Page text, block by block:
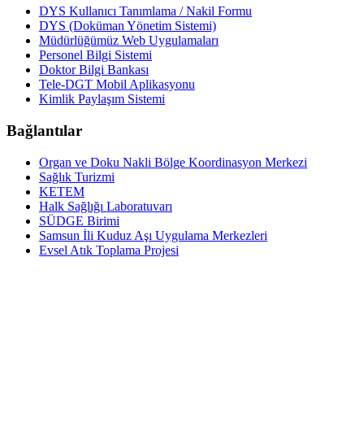
DYS Kullanıcı Tanımlama / Nakil Formu
DYS (Doküman Yönetim Sistemi)
Müdürlüğümüz Web Uygulamaları
Personel Bilgi Sistemi
Doktor Bilgi Bankası
Tele-DGT Mobil Aplikasyonu
Kimlik Paylaşım Sistemi
Bağlantılar
Organ ve Doku Nakli Bölge Koordinasyon Merkezi
Sağlık Turizmi
KETEM
Halk Sağlığı Laboratuvarı
SÜDGE Birimi
Samsun İli Kuduz Aşı Uygulama Merkezleri
Evsel Atık Toplama Projesi